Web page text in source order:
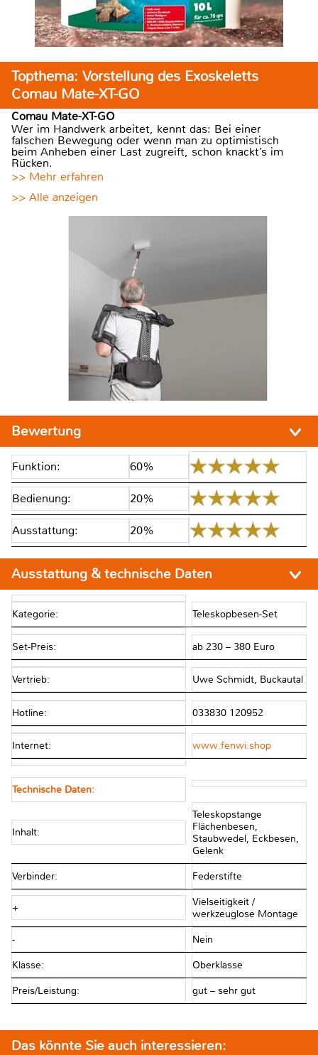
Topthema: Vorstellung des Exoskeletts
Comau Mate-XT-GO
Comau Mate-XT-GO
Wer im Handwerk arbeitet, kennt das: Bei einer
falschen Bewegung oder wenn man zu optimistisch
beim Anheben einer Last zugreift, schon knackt’s im
Rücken.
>> Mehr erfahren
>> Alle anzeigen
Bewertung
Funktion: 60%
Bedienung: 20%
Ausstattung: 20%
Ausstattung & technische Daten
Kategorie: Teleskopbesen-Set
Set-Preis: ab 230 – 380 Euro
Vertrieb: Uwe Schmidt, Buckautal
Hotline: 033830 120952
Internet: www.fenwi.shop
Technische Daten:
Inhalt:
Teleskopstange
Flächenbesen,
Staubwedel, Eckbesen,
Gelenk
Verbinder: Federstifte
+
Vielseitigkeit /
werkzeuglose Montage
- Nein
Klasse: Oberklasse
Preis/Leistung: gut – sehr gut
Das könnte Sie auch interessieren: